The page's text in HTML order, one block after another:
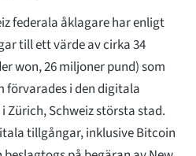
federala åklagare har enligt
till ett värde av cirka 34
won, 26 miljoner pund) som
förvarades i den digitala
Schweiz största stad.
tillgångar, inklusive Bitcoin